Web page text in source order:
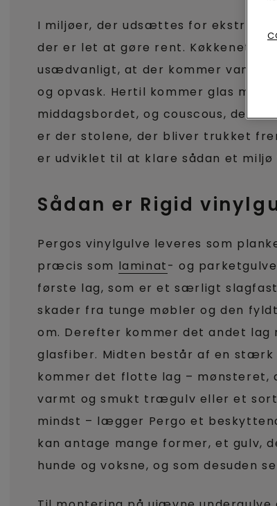
I miljøer, der udsættes for ekstra
der er let at gøre rent. Køkkenet er
usædvanligt, at der kommer vand
og opvask. Hertil kommer glas
middagsbordet, og couscous, der
er der stolene, der bliver trukket
er udviklet til at klare sådan et
Sådan er Rigid
Pergos vinylgulve leveres som
præcis som laminat- og
første lag, som er et særligt
skader fra tunge møbler og den
om. Derefter kommer det andet
glasfiber. Midten består af en
kommer det flotte lag – mønsteret,
varmt og smukt trægulv eller et
mindst – lægger Pergo et
kan antage mange former, et gulv,
hunde og voksne, og som desuden